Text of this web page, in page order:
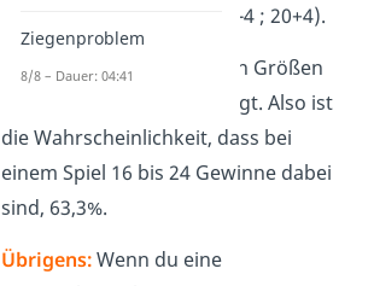
dazugerechnet wurde (20-4 ; 20+4).
Die ist bei normalverteilten Größen
festgelegt. Also ist
die Wahrscheinlichkeit, dass bei
einem Spiel 16 bis 24 Gewinne dabei
sind, 63,3%.
Übrigens:Wenn du eine
Ziegenproblem
8/8 – Dauer: 04:41